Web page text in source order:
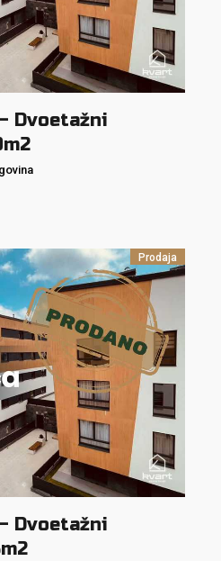
Dvoetažni
Prodaja
Dvoetažni